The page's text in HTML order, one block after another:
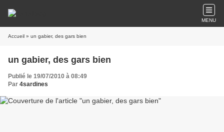
MENU
Accueil » un gabier, des gars bien
un gabier, des gars bien
Publié le 19/07/2010 à 08:49
Par 4sardines